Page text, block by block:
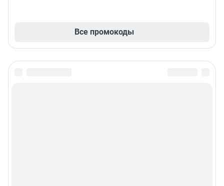
Все промокоды